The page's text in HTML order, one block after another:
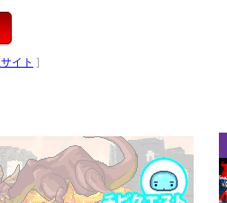
イト ]